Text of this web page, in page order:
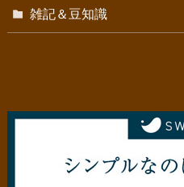
雑記＆豆知識